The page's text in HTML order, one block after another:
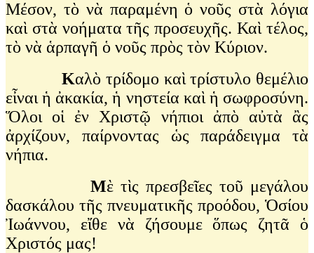
Μέσον, τὸ νὰ παραμένη ὁ νοῦς στὰ λόγια
καὶ στὰ νοήματα τῆς προσευχῆς. Καὶ τέλος,
τὸ νὰ ἁρπαγῆ ὁ νοῦς πρὸς τὸν Κύριον.
Καλὸ τρίδομο καὶ τρίστυλο θεμέλιο
εἶναι ἡ ἀκακία, ἡ νηστεία καὶ ἡ σωφροσύνη.
Ὅλοι οἱ ἐν Χριστῷ νήπιοι ἀπὸ αὐτὰ ἂς
ἀρχίζουν, παίρνοντας ὡς παράδειγμα τὰ
νήπια.
Μὲ τὶς πρεσβεῖες τοῦ μεγάλου
δασκάλου τῆς πνευματικῆς προόδου, Ὁσίου
Ἰωάννου, εἴθε νὰ ζήσουμε ὅπως ζητᾶ ὁ
Χριστός μας!